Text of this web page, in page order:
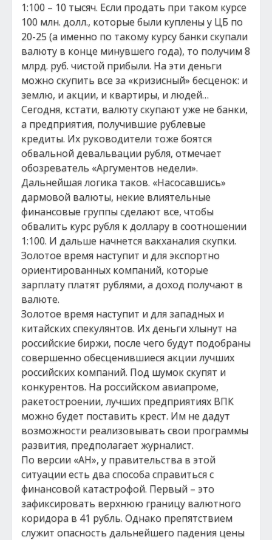
1:100 – 10 тысяч. Если продать при таком курсе
100 млн. долл., которые были куплены у ЦБ по
20-25 (а именно по такому курсу банки скупали
валюту в конце минувшего года), то получим 8
млрд. руб. чистой прибыли. На эти деньги
можно скупить все за «кризисный» бесценок: и
землю, и акции, и квартиры, и людей…
Сегодня, кстати, валюту скупают уже не банки,
а предприятия, получившие рублевые
кредиты. Их руководители тоже боятся
обвальной девальвации рубля, отмечает
обозреватель «Аргументов недели».
Дальнейшая логика таков. «Насосавшись»
дармовой валюты, некие влиятельные
финансовые группы сделают все, чтобы
обвалить курс рубля к доллару в соотношении
1:100. И дальше начнется вакханалия скупки.
Золотое время наступит и для экспортно
ориентированных компаний, которые
зарплату платят рублями, а доход получают в
валюте.
Золотое время наступит и для западных и
китайских спекулянтов. Их деньги хлынут на
российские биржи, после чего будут подобраны
совершенно обесценившиеся акции лучших
российских компаний. Под шумок скупят и
конкурентов. На российском авиапроме,
ракетостроении, лучших предприятиях ВПК
можно будет поставить крест. Им не дадут
возможности реализовывать свои программы
развития, предполагает журналист.
По версии «АН», у правительства в этой
ситуации есть два способа справиться с
финансовой катастрофой. Первый – это
зафиксировать верхнюю границу валютного
коридора в 41 рубль. Однако препятствием
служит опасность дальнейшего падения цены